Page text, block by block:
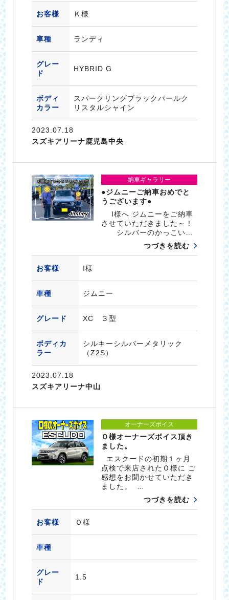
お客様 Ｋ様
車種 ランディ
グレー
ド
HYBRID G
ボディ
カラー
スパークリングブラックパールク
リスタルシャイン
2023.07.18
スズキアリーナ鹿児島中央
納車ギャラリー
●ジムニーご納車おめでと
うございます●
I様へ ジムニーをご納車
させていただきました～！
シルバーのかっこい…
つづきを読む
お客様 I様
車種 ジムニー
グレード XC ３型
ボディカ
ラー
シルキーシルバーメタリック
（Z2S）
2023.07.18
スズキアリーナ中山
オーナーズボイス
Ｏ様オーナーズボイス頂き
ました。
エスクードの初期１ヶ月
点検で来店されたＯ様に ご
感想をお聞かせていただき
ました。 …
つづきを読む
お客様 Ｏ様
車種
グレー
ド
1.5